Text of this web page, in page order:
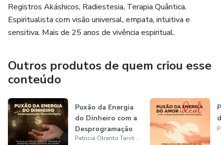
Registros Akáshicos, Radiestesia, Terapia Quântica.
Espiritualista com visão universal, empata, intuitiva e
sensitiva. Mais de 25 anos de vivência espiritual.
Outros produtos de quem criou esse
conteúdo
Puxão da Energia
do Dinheiro com a
Desprogramação
Neurobioló...
Patricia Otranto Tarot e Terapias